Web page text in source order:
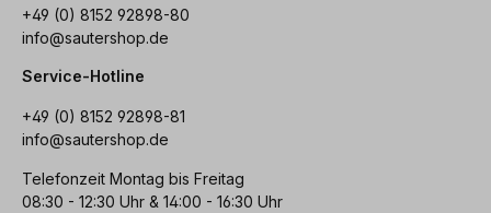
+49 (0) 8152 92898-80
info@sautershop.de
Service-Hotline
+49 (0) 8152 92898-81
info@sautershop.de
Telefonzeit Montag bis Freitag
08:30 - 12:30 Uhr & 14:00 - 16:30 Uhr